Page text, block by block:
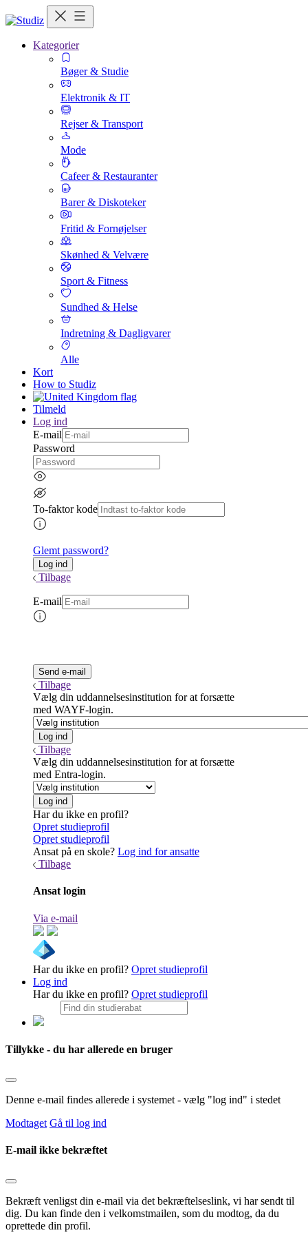
Kategorier
Bøger & Studie
Elektronik & IT
Rejser & Transport
Mode
Cafeer & Restauranter
Barer & Diskoteker
Fritid & Fornøjelser
Skønhed & Velvære
Sport & Fitness
Sundhed & Helse
Indretning & Dagligvarer
Alle
Kort
How to Studiz
Tilmeld
Log ind
E-mail
Password
To-faktor kode
Glemt password?
Tilbage
E-mail
Tilbage
Vælg din uddannelsesinstitution for at forsætte
med WAYF-login.
Tilbage
Vælg din uddannelsesinstitution for at forsætte
med Entra-login.
Har du ikke en profil?
Opret studieprofil
Opret studieprofil
Ansat på en skole? Log ind for ansatte
Tilbage
Ansat login
Via e-mail
Har du ikke en profil? Opret studieprofil
Log ind
Har du ikke en profil? Opret studieprofil
Tillykke - du har allerede en bruger
Denne e-mail findes allerede i systemet - vælg "log ind" i stedet
Modtaget Gå til log ind
E-mail ikke bekræftet
Bekræft venligst din e-mail via det bekræftelseslink, vi har sendt til
dig. Du kan finde den i velkomstmailen, som du modtog, da du
oprettede din profil.